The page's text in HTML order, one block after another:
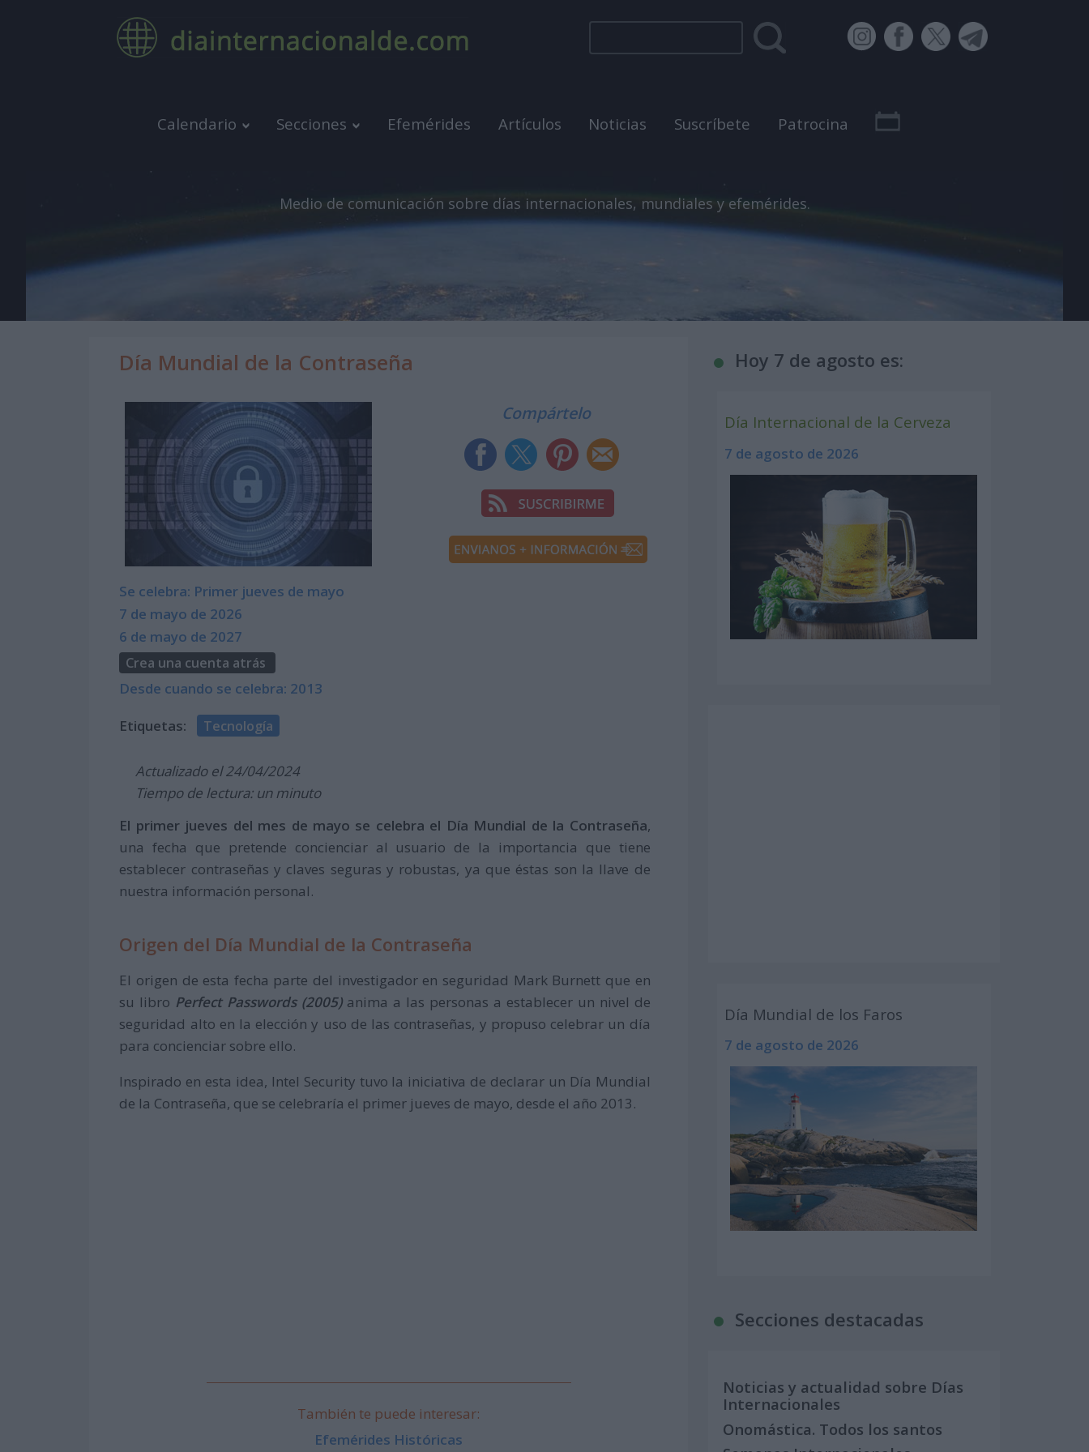
Calendario Secciones Efemérides Artículos Noticias Suscríbete Patrocina
Medio de comunicación sobre días internacionales, mundiales y efemérides.
Día Mundial de la Contraseña
Compártelo
Se celebra: Primer jueves de mayo
7 de mayo de 2026
6 de mayo de 2027
Crea una cuenta atrás
Desde cuando se celebra: 2013
Etiquetas: Tecnología
Actualizado el 24/04/2024
Tiempo de lectura: un minuto
El primer jueves del mes de mayo se celebra el Día Mundial de la Contraseña,
una fecha que pretende concienciar al usuario de la importancia que tiene
establecer contraseñas y claves seguras y robustas, ya que éstas son la llave de
nuestra información personal.
Origen del Día Mundial de la Contraseña
El origen de esta fecha parte del investigador en seguridad Mark Burnett que en
su libro Perfect Passwords (2005) anima a las personas a establecer un nivel de
seguridad alto en la elección y uso de las contraseñas, y propuso celebrar un día
para concienciar sobre ello.
Inspirado en esta idea, Intel Security tuvo la iniciativa de declarar un Día Mundial
de la Contraseña, que se celebraría el primer jueves de mayo, desde el año 2013.
También te puede interesar:
Efemérides Históricas
Hoy 7 de agosto es:
Día Internacional de la Cerveza
7 de agosto de 2026
Día Mundial de los Faros
7 de agosto de 2026
Secciones destacadas
Noticias y actualidad sobre Días
Internacionales
Onomástica. Todos los santos